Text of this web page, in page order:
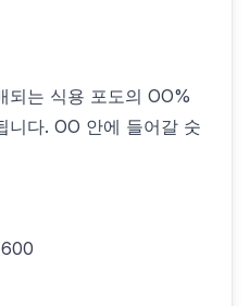
되는 식용 포도의 OO%
니다. OO 안에 들어갈 숫